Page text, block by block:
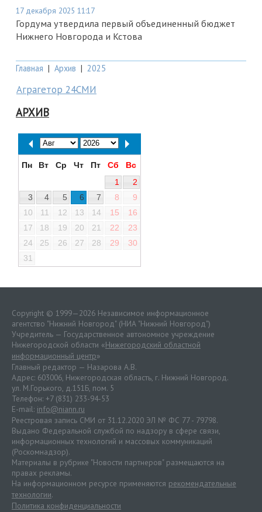
17 декабря 2025 11:17
Гордума утвердила первый объединенный бюджет
Нижнего Новгорода и Кстова
Главная | Архив | 2025
Аграгетор 24СМИ
АРХИВ
Пн Вт Ср Чт Пт Сб
Вс
1
2
3
4 5 6 7 8
9
10
11 12 13 14 15
16
17
18 19 20 21 22
23
24
25 26 27 28 29
30
31
Copyright © 1999—2026 Независимое информационное
агентство "Нижний Новгород" (НИА "Нижний Новгород")
Учредитель — Государственное автономное учреждение
Нижегородской области «Нижегородский областной
информационный центр»
Главный редактор — Назарова А.В.
Адрес: 603006, Нижегородская область, г. Нижний Новгород.
ул. М.Горького, д.151Б, пом. 5
Телефон: +7 (831) 233-94-53
E-mail: info@niann.ru
Реестровая запись СМИ от 31.12.2020 ЭЛ № ФС 77 - 79798.
Выдано Федеральной службой по надзору в сфере связи,
информационных технологий и массовых коммуникаций
(Роскомнадзор).
Материалы в рубрике "Новости партнеров" размещаются на
правах рекламы.
На информационном ресурсе применяются рекомендательные
технологии.
Политика конфиденциальности